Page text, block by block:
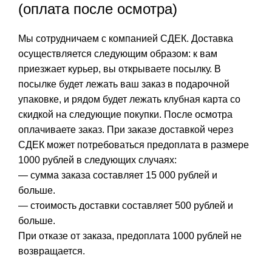
(оплата после осмотра)
Мы сотрудничаем с компанией СДЕК. Доставка
осуществляется следующим образом: к вам
приезжает курьер, вы открываете посылку. В
посылке будет лежать ваш заказ в подарочной
упаковке, и рядом будет лежать клубная карта со
скидкой на следующие покупки. После осмотра
оплачиваете заказ. При заказе доставкой через
СДЕК может потребоваться предоплата в размере
1000 рублей в следующих случаях:
— сумма заказа составляет 15 000 рублей и
больше.
— стоимость доставки составляет 500 рублей и
больше.
При отказе от заказа, предоплата 1000 рублей не
возвращается.